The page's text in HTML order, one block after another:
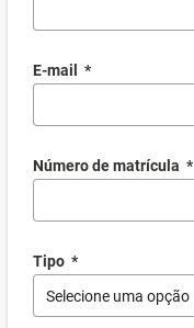
E-mail *
Número de matrícula *
Tipo *
Selecione uma opção